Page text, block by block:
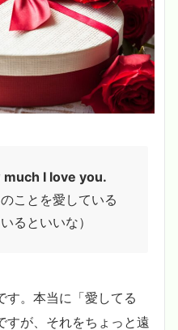
I love you.
ことを愛している
るといいな）
す。本当に「愛してる
すが、それをちょっと遠